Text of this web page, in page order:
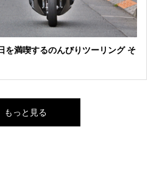
を満喫するのんびりツーリング そ
もっと見る